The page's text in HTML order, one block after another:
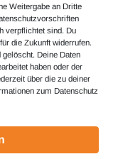
Weitergabe an Dritte
verpflichtet sind. Du
die Zukunft widerrufen.
Deine Daten
haben oder der
über die zu deiner
zum Datenschutz